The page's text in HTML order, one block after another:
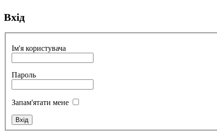
Вхід
Ім'я користувача
Пароль
Запам'ятати мене